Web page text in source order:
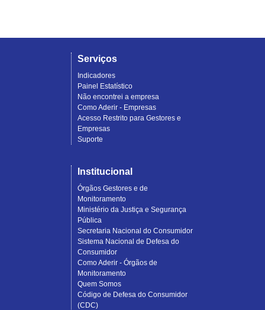
Serviços
Indicadores
Painel Estatístico
Não encontrei a empresa
Como Aderir - Empresas
Acesso Restrito para Gestores e
Empresas
Suporte
Institucional
Órgãos Gestores e de
Monitoramento
Ministério da Justiça e Segurança
Pública
Secretaria Nacional do Consumidor
Sistema Nacional de Defesa do
Consumidor
Como Aderir - Órgãos de
Monitoramento
Quem Somos
Código de Defesa do Consumidor
(CDC)